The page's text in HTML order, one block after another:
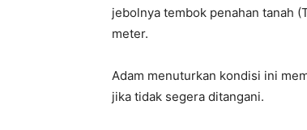
jebolnya tembok penahan tanah
meter.
Adam menuturkan kondisi ini
jika tidak segera ditangani.